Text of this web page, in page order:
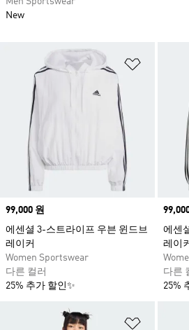
위시리
Price
99,000 원
에센셜 3-스트라이프 우븐 윈드브
레이커
Women Sportswear
다른 컬러
25% 추가 할인✨
Price
에센
레이
다른
25%
New